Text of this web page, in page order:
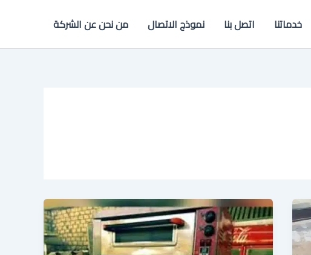
خدماتنا اتصل بنا نموذج الاتصال من نحن عن الشركة